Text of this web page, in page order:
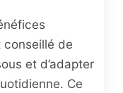
conseillé de
et d’adapter
Ce